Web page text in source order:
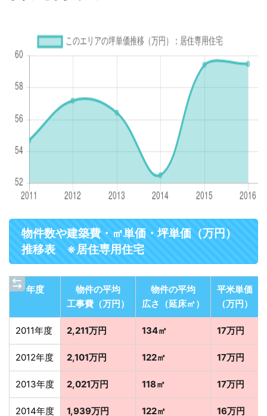
物件数や建築費・㎡単価・坪単価（万円）
推移表 ※居住専用住宅
年度
物件の平均
工事費（万円）
物件の平均
広さ（延床㎡）
平米単価
（万円）
2011年度 2,211万円 134㎡ 17万円
2012年度 2,101万円 122㎡ 17万円
2013年度 2,021万円 118㎡ 17万円
2014年度 1,939万円 122㎡ 16万円